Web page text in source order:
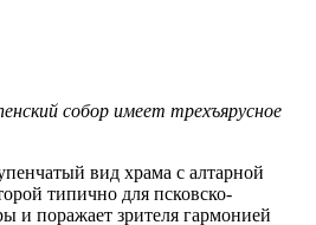
собор имеет трехъярусное
вид храма с алтарной
типично для псковско-
и поражает зрителя гармонией